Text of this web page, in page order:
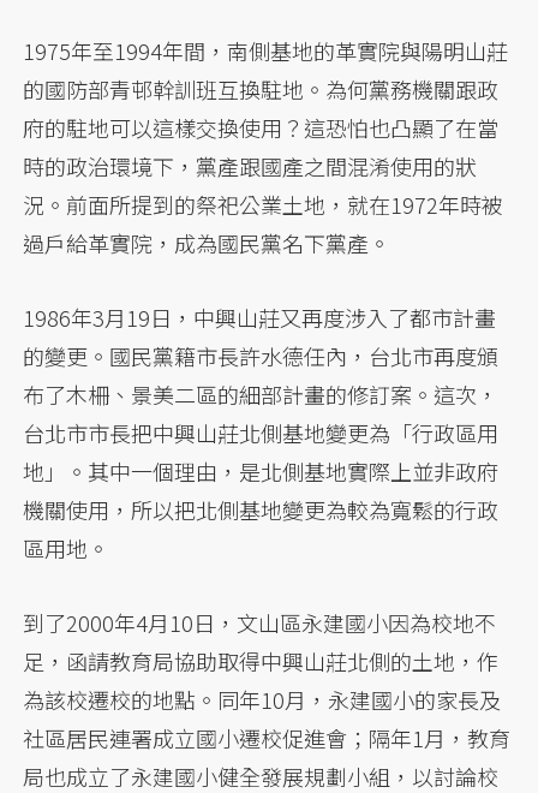
1975年至1994年間，南側基地的革實院與陽明山莊
的國防部青邨幹訓班互換駐地。為何黨務機關跟政
府的駐地可以這樣交換使用？這恐怕也凸顯了在當
時的政治環境下，黨產跟國產之間混淆使用的狀
況。前面所提到的祭祀公業土地，就在1972年時被
過戶給革實院，成為國民黨名下黨產。
1986年3月19日，中興山莊又再度涉入了都市計畫
的變更。國民黨籍市長許水德任內，台北市再度頒
布了木柵、景美二區的細部計畫的修訂案。這次，
台北市市長把中興山莊北側基地變更為「行政區用
地」。其中一個理由，是北側基地實際上並非政府
機關使用，所以把北側基地變更為較為寬鬆的行政
區用地。
到了2000年4月10日，文山區永建國小因為校地不
足，函請教育局協助取得中興山莊北側的土地，作
為該校遷校的地點。同年10月，永建國小的家長及
社區居民連署成立國小遷校促進會；隔年1月，教育
局也成立了永建國小健全發展規劃小組，以討論校